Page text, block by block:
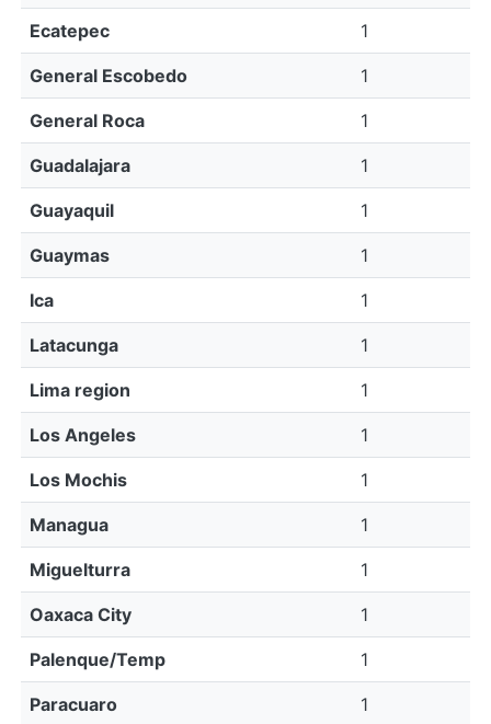
Ecatepec 1
General Escobedo 1
General Roca 1
Guadalajara 1
Guayaquil 1
Guaymas 1
Ica 1
Latacunga 1
Lima region 1
Los Angeles 1
Los Mochis 1
Managua 1
Miguelturra 1
Oaxaca City 1
Palenque/Temp 1
Paracuaro 1